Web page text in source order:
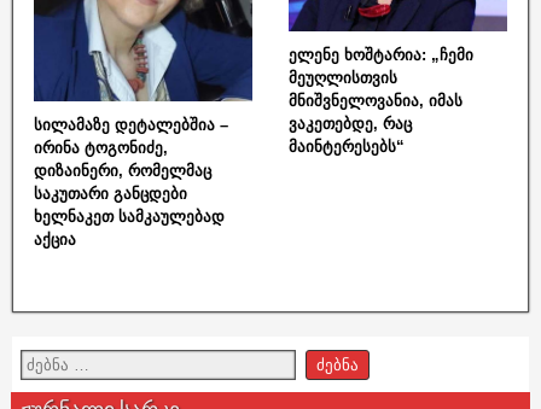
სილამაზე დეტალებშია –
ირინა ტოგონიძე,
დიზაინერი, რომელმაც
საკუთარი განცდები
ხელნაკეთ სამკაულებად
აქცია
ელენე ხოშტარია: „ჩემი
მეუღლისთვის
მნიშვნელოვანია, იმას
ვაკეთებდე, რაც
მაინტერესებს“